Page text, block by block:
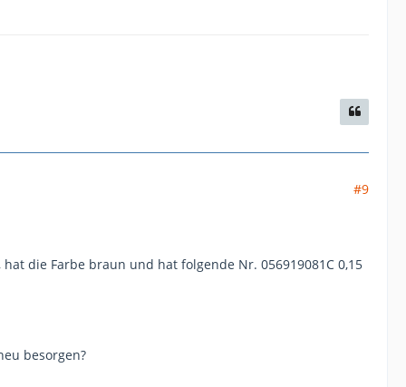
#9
die Farbe braun und hat folgende Nr. 056919081C 0,15
besorgen?